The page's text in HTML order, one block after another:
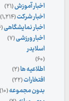
اخبار آموزش(۲۱)
اخبار شرکت(۱,۲۱۴)
اخبار نمایشگاهی(۳۶)
اخبار ورزشی(۷)
اسلایدر
(۶۰)
اطلاعیه ها(۲)
افتخارات(۲۲)
بدون مجموعه(۱۰)